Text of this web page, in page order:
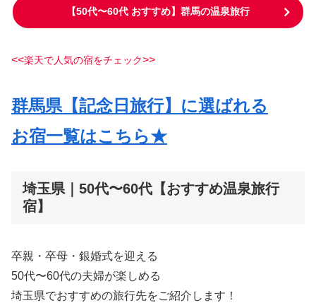
【50代〜60代 おすすめ】群馬の温泉旅行
<<楽天で人気の宿をチェック>>
群馬県【記念日旅行】に選ばれる
お宿一覧はこちら★
埼玉県｜50代〜60代【おすすめ温泉旅行
宿】
卒親・卒母・銀婚式を迎える
50代〜60代の夫婦が楽しめる
埼玉県でおすすめの旅行先をご紹介します！